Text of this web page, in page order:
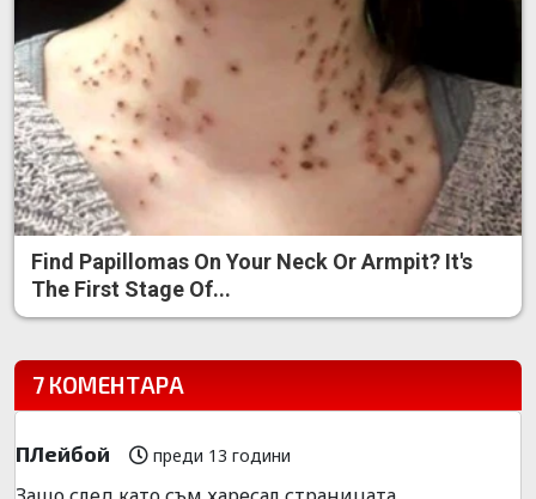
Find Papillomas On Your Neck Or Armpit? It's
The First Stage Of...
7 КОМЕНТАРА
ПЛейбой преди 13 години